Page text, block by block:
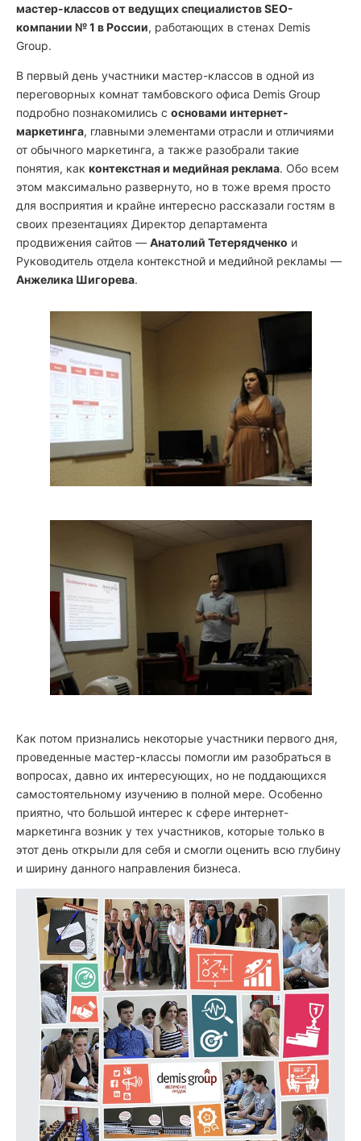
мастер-классов от ведущих специалистов SEO-
компании № 1 в России, работающих в стенах Demis
Group.
В первый день участники мастер-классов в одной из
переговорных комнат тамбовского офиса Demis Group
подробно познакомились с основами интернет-
маркетинга, главными элементами отрасли и отличиями
от обычного маркетинга, а также разобрали такие
понятия, как контекстная и медийная реклама. Обо всем
этом максимально развернуто, но в тоже время просто
для восприятия и крайне интересно рассказали гостям в
своих презентациях Директор департамента
продвижения сайтов — Анатолий Тетерядченко и
Руководитель отдела контекстной и медийной рекламы —
Анжелика Шигорева.
Как потом признались некоторые участники первого дня,
проведенные мастер-классы помогли им разобраться в
вопросах, давно их интересующих, но не поддающихся
самостоятельному изучению в полной мере. Особенно
приятно, что большой интерес к сфере интернет-
маркетинга возник у тех участников, которые только в
этот день открыли для себя и смогли оценить всю глубину
и ширину данного направления бизнеса.